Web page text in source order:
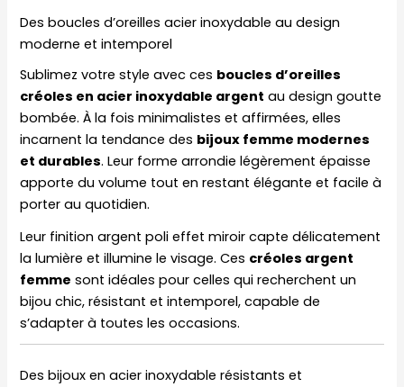
Des boucles d’oreilles acier inoxydable au design
moderne et intemporel
Sublimez votre style avec ces boucles d’oreilles
créoles en acier inoxydable argent au design goutte
bombée. À la fois minimalistes et affirmées, elles
incarnent la tendance des bijoux femme modernes
et durables. Leur forme arrondie légèrement épaisse
apporte du volume tout en restant élégante et facile à
porter au quotidien.
Leur finition argent poli effet miroir capte délicatement
la lumière et illumine le visage. Ces créoles argent
femme sont idéales pour celles qui recherchent un
bijou chic, résistant et intemporel, capable de
s’adapter à toutes les occasions.
Des bijoux en acier inoxydable résistants et